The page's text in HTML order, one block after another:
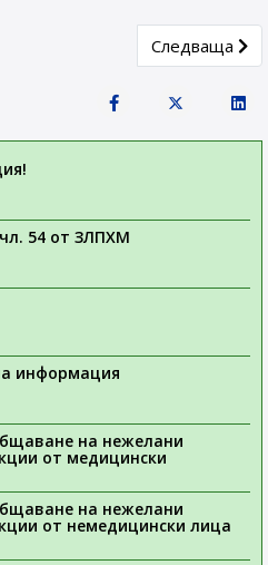
за правилно тълкуване на
Next article:
Следваща
54 от ЗЛПХМ
информация
на нежелани
от медицински
на нежелани
от немедицински лица